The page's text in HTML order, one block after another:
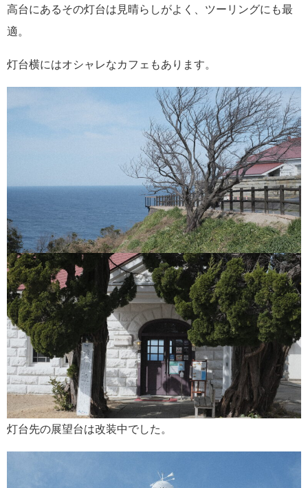
高台にあるその灯台は見晴らしがよく、ツーリングにも最
適。
灯台横にはオシャレなカフェもあります。
灯台先の展望台は改装中でした。